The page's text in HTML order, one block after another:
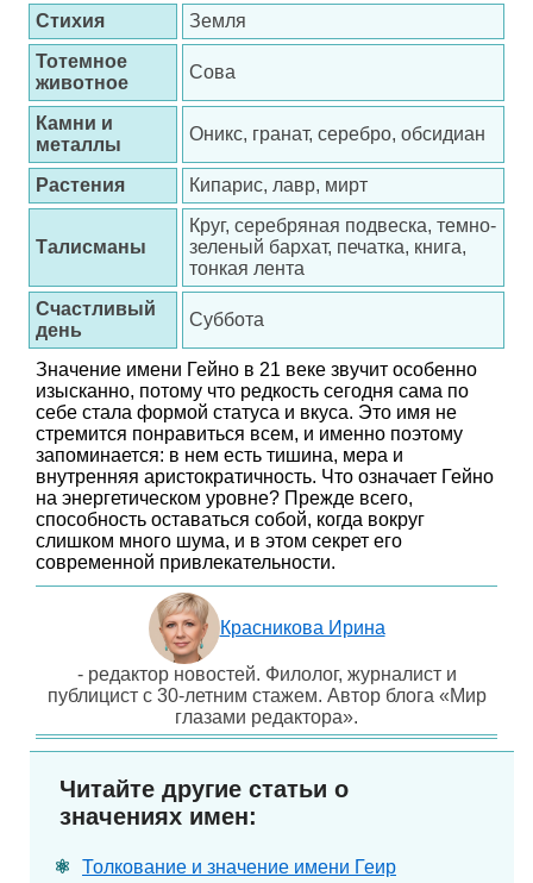
Стихия
Земля
Тотемное
животное
Сова
Камни и
металлы
Оникс, гранат, серебро, обсидиан
Растения Кипарис, лавр, мирт
Талисманы
Круг, серебряная подвеска, темно-
зеленый бархат, печатка, книга,
тонкая лента
Счастливый
день
Суббота
Значение имени Гейно в 21 веке звучит особенно
изысканно, потому что редкость сегодня сама по
себе стала формой статуса и вкуса. Это имя не
стремится понравиться всем, и именно поэтому
запоминается: в нем есть тишина, мера и
внутренняя аристократичность. Что означает Гейно
на энергетическом уровне? Прежде всего,
способность оставаться собой, когда вокруг
слишком много шума, и в этом секрет его
современной привлекательности.
Красникова Ирина
- редактор новостей. Филолог, журналист и
публицист с 30-летним стажем. Автор блога «Мир
глазами редактора».
Читайте другие статьи о
значениях имен:
Толкование и значение имени Геир